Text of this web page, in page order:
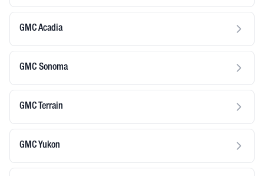
GMC Acadia
GMC Sonoma
GMC Terrain
GMC Yukon